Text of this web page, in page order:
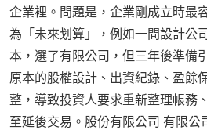
企業裡。問題是，企業剛成立時最
為「未來划算」，例如一間設計公
本，選了有限公司，但三年後準備
原本的股權設計、出資紀錄、盈餘
整，導致投資人要求重新整理帳務
至延後交易。股份有限公司 有限公